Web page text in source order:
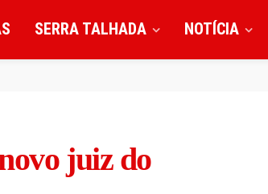
SERRA TALHADA NOTÍCIA
juiz do